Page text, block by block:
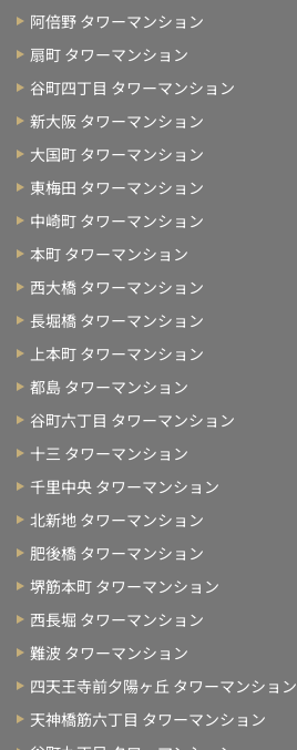
阿倍野 タワーマンション
扇町 タワーマンション
谷町四丁目 タワーマンション
新大阪 タワーマンション
大国町 タワーマンション
東梅田 タワーマンション
中崎町 タワーマンション
本町 タワーマンション
西大橋 タワーマンション
長堀橋 タワーマンション
上本町 タワーマンション
都島 タワーマンション
谷町六丁目 タワーマンション
十三 タワーマンション
千里中央 タワーマンション
北新地 タワーマンション
肥後橋 タワーマンション
堺筋本町 タワーマンション
西長堀 タワーマンション
難波 タワーマンション
四天王寺前夕陽ヶ丘 タワーマンション
天神橋筋六丁目 タワーマンション